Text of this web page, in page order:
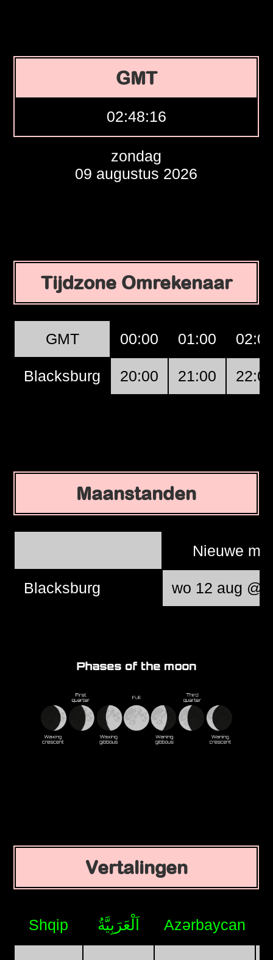
GMT
02:48:17
zondag
09 augustus 2026
Tijdzone Omrekenaar
GMT 00:00 01:00
Blacksburg 20:00 21:00
Maanstanden
Nieuwe
Blacksburg wo 12 aug @
Vertalingen
Shqip اَلْعَرَبِيَّةُ Azərbaycan